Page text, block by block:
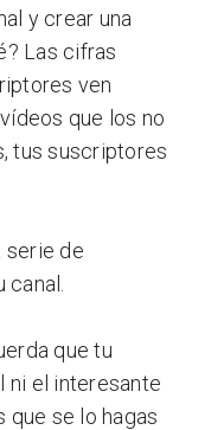
y crear una
Las cifras
ven
que los no
tus suscriptores
serie de
que tu
ni el interesante
que se lo hagas